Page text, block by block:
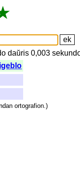
daŭris 0,003
ortografion.)